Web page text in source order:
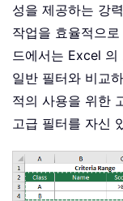
성을 제공하는 강
작업을 효율적으
드에서는 Excel 의
일반 필터와 비교
적의 사용을 위한
고급 필터를 자신